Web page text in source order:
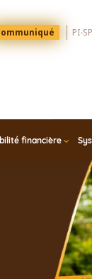
PI-
financière